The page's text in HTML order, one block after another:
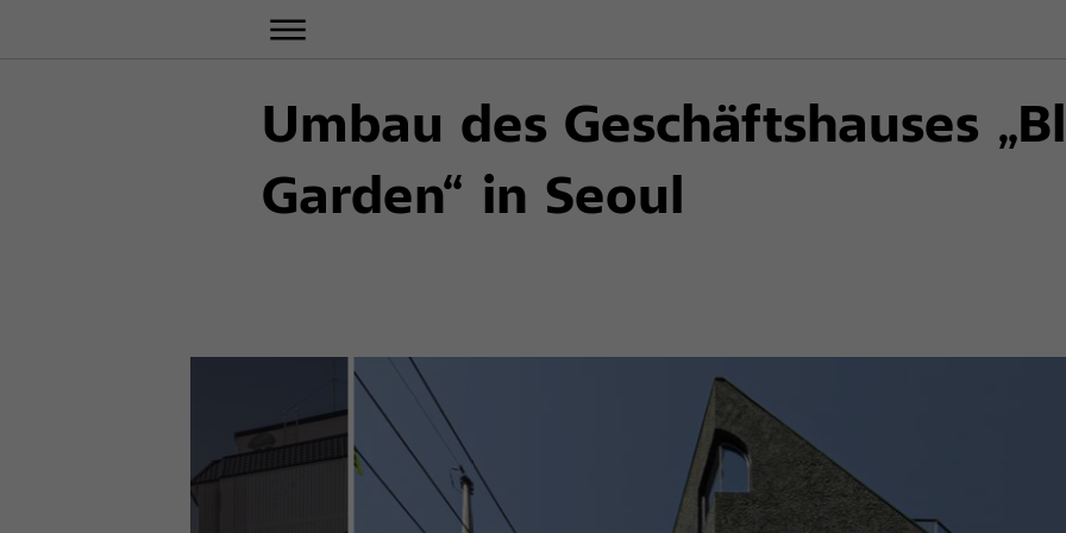
Umbau des Geschäftshauses
Garden“ in Seoul